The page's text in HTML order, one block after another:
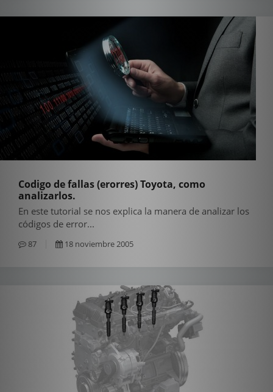
Codigo de fallas (erorres) Toyota, como
analizarlos.
En este tutorial se nos explica la manera de analizar los
códigos de error...
87 18 noviembre 2005